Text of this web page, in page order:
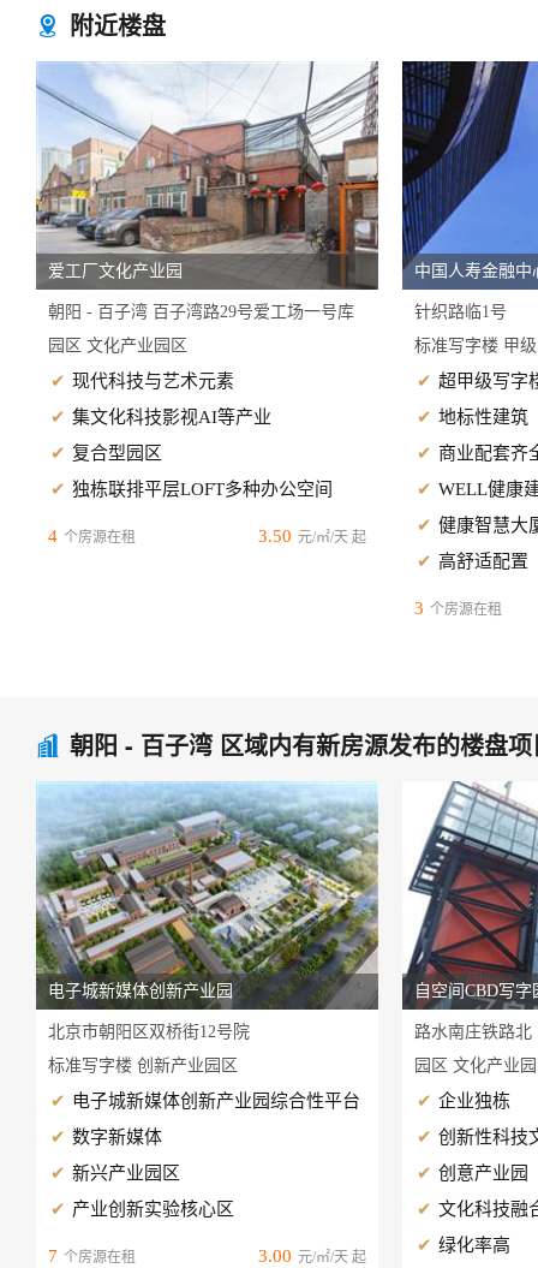
 附近楼盘
爱工厂文化产业园
朝阳 - 百子湾 百子湾路29号爱工场一号库
园区 文化产业园区
现代科技与艺术元素
集文化科技影视AI等产业
复合型园区
独栋联排平层LOFT多种办公空间
4 个房源在租 3.50 元/㎡/天 起
中国人寿金融中
针织路临1号
标准写字楼 甲
超甲级写字
地标性建筑
商业配套齐
WELL健康
健康智慧大
高舒适配置
3 个房源在租
 朝阳 - 百子湾 区域内有新房源发布的楼盘
电子城新媒体创新产业园
北京市朝阳区双桥街12号院
标准写字楼 创新产业园区
电子城新媒体创新产业园综合性平台
数字新媒体
新兴产业园区
产业创新实验核心区
7 个房源在租 3.00 元/㎡/天 起
自空间CBD写字
路水南庄铁路北
园区 文化产业
企业独栋
创新性科技
创意产业园
文化科技融
绿化率高